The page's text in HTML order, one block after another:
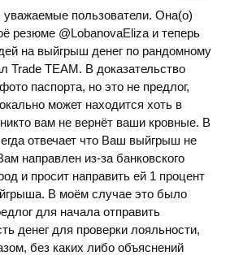
пользователи. Она(о)
резюме @LobanovaEliza и теперь
на выйгрыш денег по рандомному
Trade TEAM. В доказательство
паспорта, но это не предлог,
может находится хоть в
вам не вернёт ваши кровные. В
отвечает что Ваш выйгрыш не
направлен из-за банковского
и просит направить ей 1 процент
В моём случае это было
для начала отправить
денег для проверки лояльности,
без каких либо объяснений